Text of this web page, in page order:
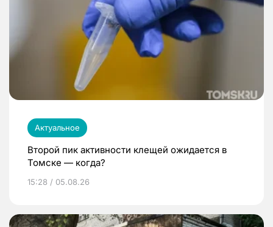
Актуальное
Второй пик активности клещей ожидается в
Томске — когда?
15:28 / 05.08.26